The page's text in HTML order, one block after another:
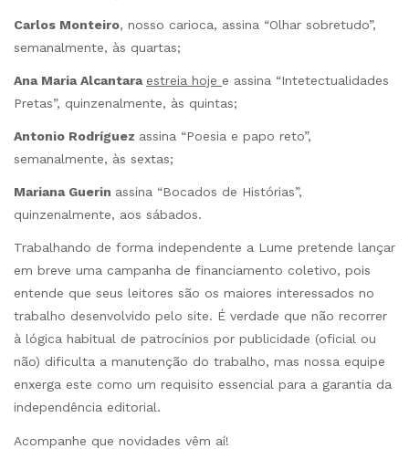
Carlos Monteiro, nosso carioca, assina “Olhar sobretudo”,
semanalmente, às quartas;
Ana Maria Alcantara estreia hoje e assina “Intetectualidades
Pretas”, quinzenalmente, às quintas;
Antonio Rodríguez assina “Poesia e papo reto”,
semanalmente, às sextas;
Mariana Guerin assina “Bocados de Histórias”,
quinzenalmente, aos sábados.
Trabalhando de forma independente a Lume pretende lançar
em breve uma campanha de financiamento coletivo, pois
entende que seus leitores são os maiores interessados no
trabalho desenvolvido pelo site. É verdade que não recorrer
à lógica habitual de patrocínios por publicidade (oficial ou
não) dificulta a manutenção do trabalho, mas nossa equipe
enxerga este como um requisito essencial para a garantia da
independência editorial.
Acompanhe que novidades vêm aí!